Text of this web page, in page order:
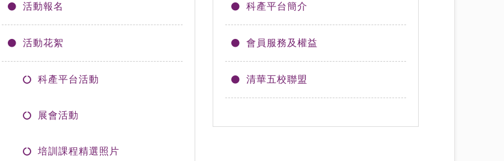
活動報名
活動花絮
科產平台活動
展會活動
培訓課程精選照片
科產平台簡介
會員服務及權益
清華五校聯盟